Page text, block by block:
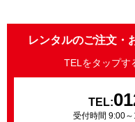
レンタルのご注文・
TELをタップす
TEL:
受付時間 9:00～